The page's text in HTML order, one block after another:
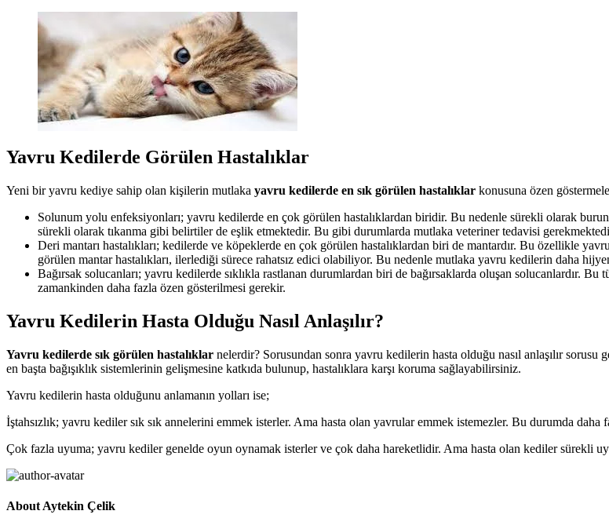
Yavru Kedilerde Görülen Hastalıklar
Yeni bir yavru kediye sahip olan kişilerin mutlaka yavru kedilerde en sık görülen hastalıklar konusuna özen
Solunum yolu enfeksiyonları; yavru kedilerde en çok görülen hastalıklardan biridir. Bu nedenle sürekli olarak
sürekli olarak tıkanma gibi belirtiler de eşlik etmektedir. Bu gibi durumlarda mutlaka veteriner tedavisi
Deri mantarı hastalıkları; kedilerde ve köpeklerde en çok görülen hastalıklardan biri de mantardır. Bu özellikle
görülen mantar hastalıkları, ilerlediği sürece rahatsız edici olabiliyor. Bu nedenle mutlaka yavru kedilerin daha
Bağırsak solucanları; yavru kedilerde sıklıkla rastlanan durumlardan biri de bağırsaklarda oluşan solucanlardır.
zamankinden daha fazla özen gösterilmesi gerekir.
Yavru Kedilerin Hasta Olduğu Nasıl Anlaşılır?
Yavru kedilerde sık görülen hastalıklar nelerdir? Sorusundan sonra yavru kedilerin hasta olduğu nasıl anlaşılır sorusu
en başta bağışıklık sistemlerinin gelişmesine katkıda bulunup, hastalıklara karşı koruma sağlayabilirsiniz.
Yavru kedilerin hasta olduğunu anlamanın yolları ise;
İştahsızlık; yavru kediler sık sık annelerini emmek isterler. Ama hasta olan yavrular emmek istemezler. Bu durumda
Çok fazla uyuma; yavru kediler genelde oyun oynamak isterler ve çok daha hareketlidir. Ama hasta olan kediler sürekli
About Aytekin Çelik